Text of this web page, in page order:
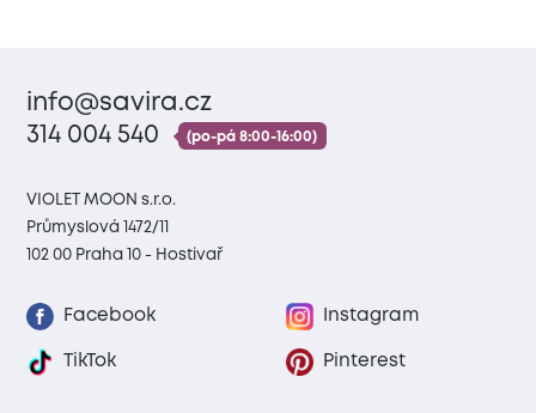
info@savira.cz
314 004 540
(po-pá 8:00-16:00)
VIOLET MOON s.r.o.
Průmyslová 1472/11
102 00 Praha 10 - Hostivař
Facebook Instagram
TikTok Pinterest